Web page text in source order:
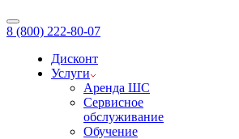
8 (800) 222-80-07
Дисконт
Услуги
Аренда ШС
Сервисное
обслуживание
Обучение